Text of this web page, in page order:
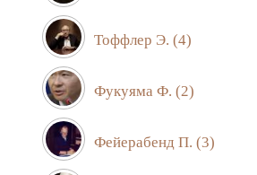
Тоффлер Э. (4)
Фукуяма Ф. (2)
Фейерабенд П. (3)